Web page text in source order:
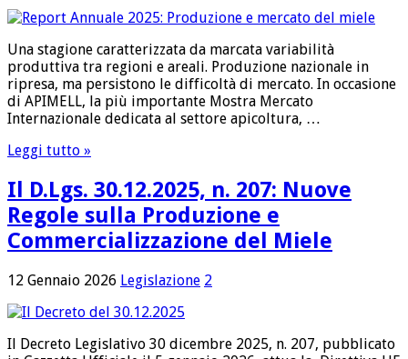
Una stagione caratterizzata da marcata variabilità
produttiva tra regioni e areali. Produzione nazionale in
ripresa, ma persistono le difficoltà di mercato. In occasione
di APIMELL, la più importante Mostra Mercato
Internazionale dedicata al settore apicoltura, …
Leggi tutto »
Il D.Lgs. 30.12.2025, n. 207: Nuove
Regole sulla Produzione e
Commercializzazione del Miele
12 Gennaio 2026 Legislazione 2
Il Decreto Legislativo 30 dicembre 2025, n. 207, pubblicato